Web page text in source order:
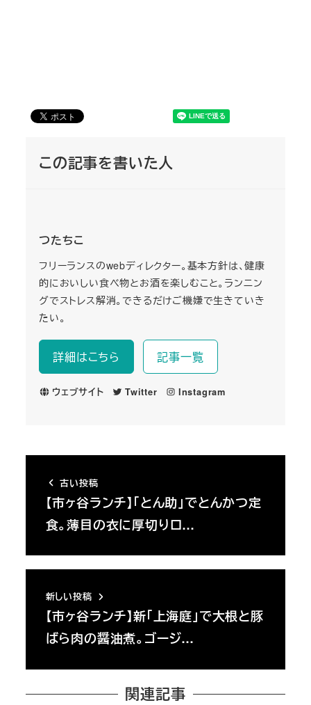
この記事を書いた人
つたちこ
フリーランスのwebディレクター。基本方針は、健康
的においしい食べ物とお酒を楽しむこと。ランニン
グでストレス解消。できるだけご機嫌で生きていき
たい。
詳細はこちら 記事一覧
ウェブサイト Twitter Instagram
古い投稿
【市ヶ谷ランチ】「とん助」でとんかつ定
食。薄目の衣に厚切りロ…
新しい投稿
【市ヶ谷ランチ】新「上海庭」で大根と豚
ばら肉の醤油煮。ゴージ…
関連記事